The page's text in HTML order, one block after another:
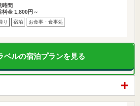
時間
料金 1,800円～
り 宿泊 お食事・食事処
ベルの宿泊プランを見る